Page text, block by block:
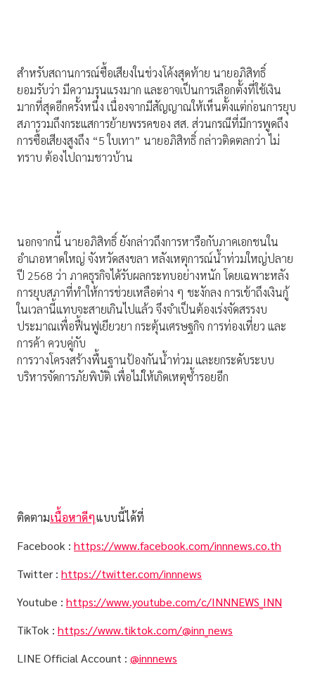
สำหรับสถานการณ์ซื้อเสียงในช่วงโค้งสุดท้าย นายอภิสิทธิ์
ยอมรับว่า มีความรุนแรงมาก และอาจเป็นการเลือกตั้งที่ใช้เงิน
มากที่สุดอีกครั้งหนึ่ง เนื่องจากมีสัญญาณให้เห็นตั้งแต่ก่อนการยุบ
สภารวมถึงกระแสการย้ายพรรคของ สส. ส่วนกรณีที่มีการพูดถึง
การซื้อเสียงสูงถึง “5 ใบเทา” นายอภิสิทธิ์ กล่าวติดตลกว่า ไม่
ทราบ ต้องไปถามชาวบ้าน
นอกจากนี้ นายอภิสิทธิ์ ยังกล่าวถึงการหารือกับภาคเอกชนใน
อำเภอหาดใหญ่ จังหวัดสงขลา หลังเหตุการณ์น้ำท่วมใหญ่ปลาย
ปี 2568 ว่า ภาคธุรกิจได้รับผลกระทบอย่างหนัก โดยเฉพาะหลัง
การยุบสภาที่ทำให้การช่วยเหลือต่าง ๆ ชะงักลง การเข้าถึงเงินกู้
ในเวลานี้แทบจะสายเกินไปแล้ว จึงจำเป็นต้องเร่งจัดสรรงบ
ประมาณเพื่อฟื้นฟูเยียวยา กระตุ้นเศรษฐกิจ การท่องเที่ยว และ
การค้า ควบคู่กับ
การวางโครงสร้างพื้นฐานป้องกันน้ำท่วม และยกระดับระบบ
บริหารจัดการภัยพิบัติ เพื่อไม่ให้เกิดเหตุซ้ำรอยอีก
ติดตามเนื้อหาดีๆแบบนี้ได้ที่
Facebook : https://www.facebook.com/innnews.co.th
Twitter : https://twitter.com/innnews
Youtube : https://www.youtube.com/c/INNNEWS_INN
TikTok : https://www.tiktok.com/@inn_news
LINE Official Account : @innnews